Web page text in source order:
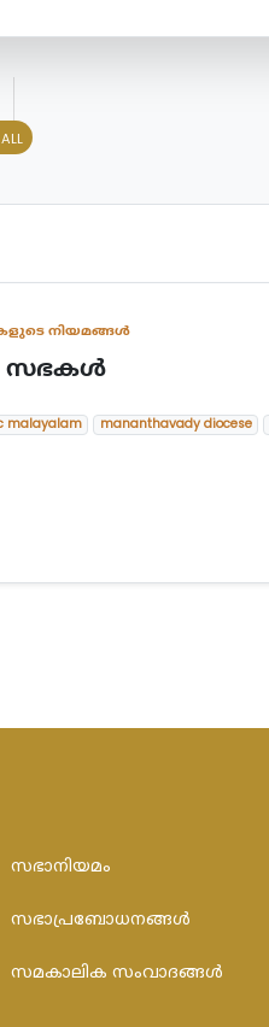
നിയമങ്ങൾ
സഭകള്‍
malayalam mananthavady diocese
സഭാനിയമം
സഭാപ്രബോധനങ്ങള്‍
സമകാലിക സംവാദങ്ങൾ